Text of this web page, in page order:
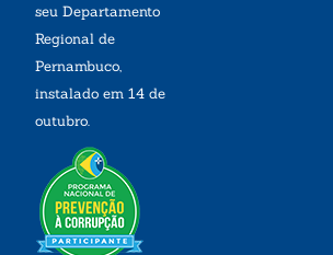
seu Departamento
Regional de
Pernambuco,
instalado em 14 de
outubro.